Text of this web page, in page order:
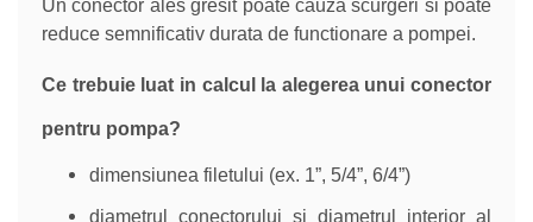
Un conector ales gresit poate cauza scurgeri si poate
reduce semnificativ durata de functionare a pompei.
Ce trebuie luat in calcul la alegerea unui conector
pentru pompa?
dimensiunea filetului (ex. 1”, 5/4”, 6/4”)
diametrul conectorului si diametrul interior al